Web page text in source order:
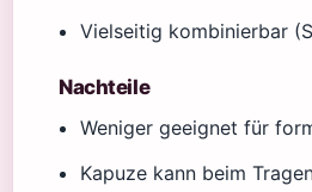
Vielseitig kombinierbar
Nachteile
Weniger geeignet für
Kapuze kann beim